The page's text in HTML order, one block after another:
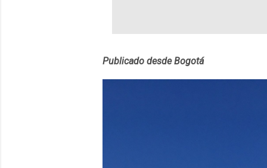
estará
personajes
Publicado desde Bogotá